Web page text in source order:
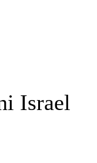
Israel